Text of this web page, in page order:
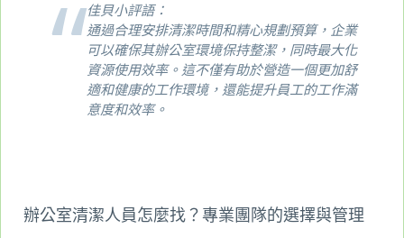
佳貝小評語：
通過合理安排清潔時間和精心規劃預算，企業
可以確保其辦公室環境保持整潔，同時最大化
資源使用效率。這不僅有助於營造一個更加舒
適和健康的工作環境，還能提升員工的工作滿
意度和效率。
辦公室清潔人員怎麼找？專業團隊的選擇與管理